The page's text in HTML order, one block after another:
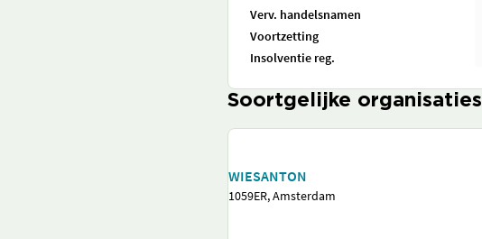
Verv. handelsnamen
Voortzetting
Insolventie reg.
Soortgelijke organisaties
WIESANTON
1059ER, Amsterdam